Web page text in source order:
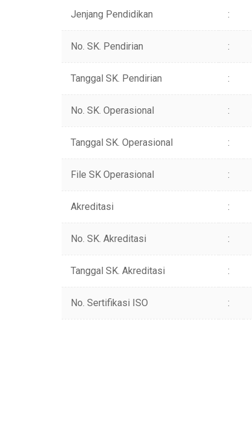
Jenjang Pendidikan :
No. SK. Pendirian :
Tanggal SK. Pendirian :
No. SK. Operasional :
Tanggal SK. Operasional :
File SK Operasional :
Akreditasi :
No. SK. Akreditasi :
Tanggal SK. Akreditasi :
No. Sertifikasi ISO :